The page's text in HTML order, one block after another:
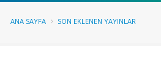
ANA SAYFA SON EKLENEN YAYINLAR